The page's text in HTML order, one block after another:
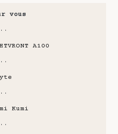
vous
A100
Kumi